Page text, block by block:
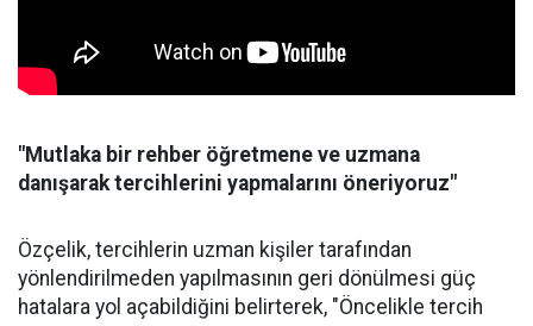
"Mutlaka bir rehber öğretmene ve uzmana
danışarak tercihlerini yapmalarını öneriyoruz"
Özçelik, tercihlerin uzman kişiler tarafından
yönlendirilmeden yapılmasının geri dönülmesi güç
hatalara yol açabildiğini belirterek, "Öncelikle tercih